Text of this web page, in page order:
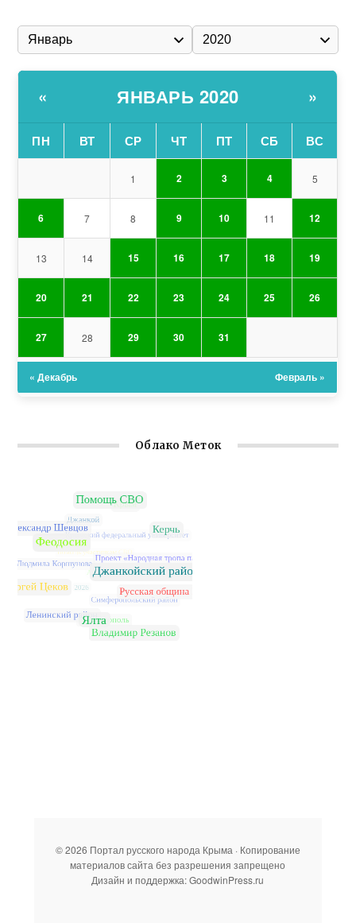
« ЯНВАРЬ 2020 »
ПН ВТ СР ЧТ ПТ СБ ВС
1 2 3 4 5
6 7 8 9 10 11 12
13 14 15 16 17 18 19
20 21 22 23 24 25 26
27 28 29 30 31
« Декабрь Февраль »
Облако Меток
© 2026 Портал русского народа Крыма · Копирование
материалов сайта без разрешения запрещено
Дизайн и поддержка: GoodwinPress.ru